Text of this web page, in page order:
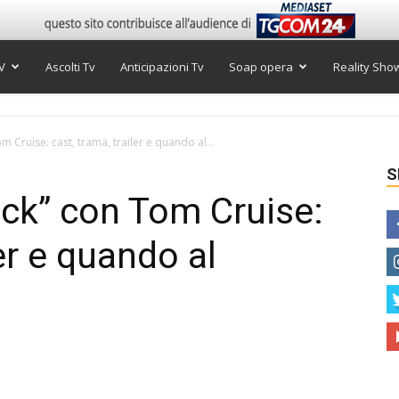
Ascolti Tv Anticipazioni Tv Soap opera Reality
Cruise: cast, trama, trailer e quando al...
con Tom Cruise:
e quando al